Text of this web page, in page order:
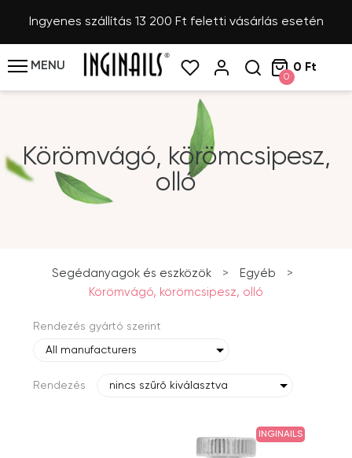
Ingyenes szállítás 13 200 Ft feletti vásárlás esetén
MENU
0
0 Ft
Körömvágó, körömcsipesz,
olló
Segédanyagok és eszközök > Egyéb
>
Körömvágó, körömcsipesz, olló
Rendezés gyártó szerint
All manufacturers
Rendezés nincs szűrő kiválasztva
INGINAILS